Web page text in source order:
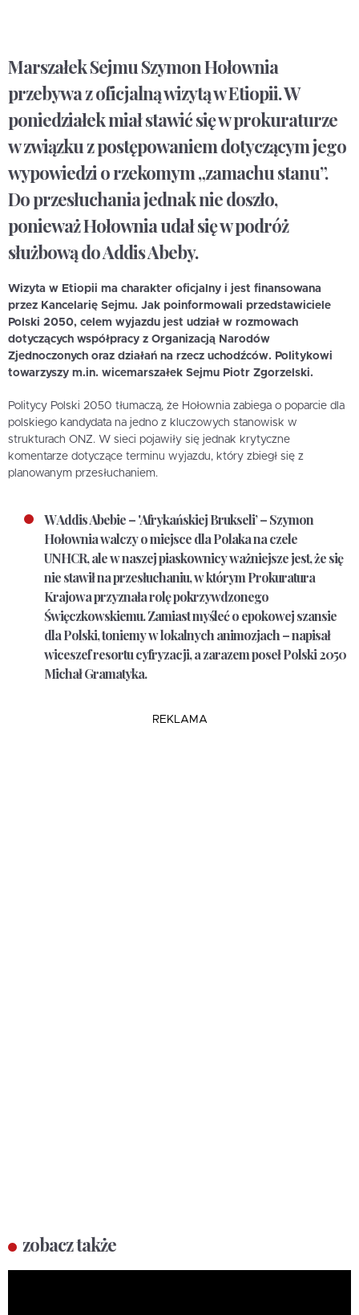
Marszałek Sejmu Szymon Hołownia
przebywa z oficjalną wizytą w Etiopii. W
poniedziałek miał stawić się w prokuraturze
w związku z postępowaniem dotyczącym jego
wypowiedzi o rzekomym „zamachu stanu”.
Do przesłuchania jednak nie doszło,
ponieważ Hołownia udał się w podróż
służbową do Addis Abeby.
Wizyta w Etiopii ma charakter oficjalny i jest finansowana
przez Kancelarię Sejmu. Jak poinformowali przedstawiciele
Polski 2050, celem wyjazdu jest udział w rozmowach
dotyczących współpracy z Organizacją Narodów
Zjednoczonych oraz działań na rzecz uchodźców. Politykowi
towarzyszy m.in. wicemarszałek Sejmu Piotr Zgorzelski.
Politycy Polski 2050 tłumaczą, że Hołownia zabiega o poparcie dla
polskiego kandydata na jedno z kluczowych stanowisk w
strukturach ONZ. W sieci pojawiły się jednak krytyczne
komentarze dotyczące terminu wyjazdu, który zbiegł się z
planowanym przesłuchaniem.
W Addis Abebie – 'Afrykańskiej Brukseli’ –Szymon
Hołownia walczy o miejsce dla Polaka na czele
UNHCR,ale w naszej piaskownicy ważniejsze jest, że się
nie stawił na przesłuchaniu, w którym Prokuratura
Krajowa przyznała rolę pokrzywdzonego
Święczkowskiemu. Zamiast myśleć o epokowej szansie
dla Polski, toniemy w lokalnych animozjach – napisał
wiceszef resortu cyfryzacji, a zarazem poseł Polski 2050
Michał Gramatyka.
REKLAMA
zobacz także